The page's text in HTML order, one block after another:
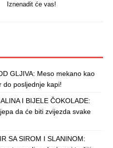
Iznenadit će vas!
GLJIVA: Meso mekano kao
do posljednje kapi!
I BIJELE ČOKOLADE:
da će biti zvijezda svake
SA SIROM I SLANINOM: